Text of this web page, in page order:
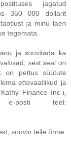
postituses jagatud
350 000 dollarit
ja minu laen
tegemata.
ja soovitada ka
sest seal on
on pettus süütute
ettevaatlikud ja
Finance Inc-i,
posti teel:
soovin teile õnne.